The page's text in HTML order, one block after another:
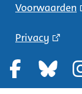
Voorwaarden
Privacy